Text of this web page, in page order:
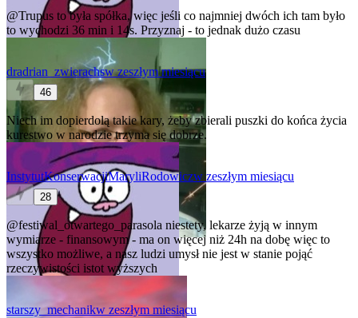
@Trupus to była spółka, więc jeśli co najmniej dwóch ich tam było
to wychodzi 36 min i 14s. Przyznaj - to jednak dużo czasu
dradrian_zwierachsw zeszłym miesiącu
46
Niech im dopierdolą takie kary, żeby zbierali puszki do końca życia
kurestwo w narodzie trzyma się dobrze.
InstytutKonserwacjiMaryliRodowiczw zeszłym miesiącu
28
@festiwal_otwartego_parasola niestety, lekarze żyją w innym
wymiarze - finansowym - ma on więcej niż 24h na dobę więc to
wszystko możliwe, a nasz ludzi umysł nie jest w stanie pojąć
rzeczywistości istot wyższych
starszy_mechanikw zeszłym miesiącu